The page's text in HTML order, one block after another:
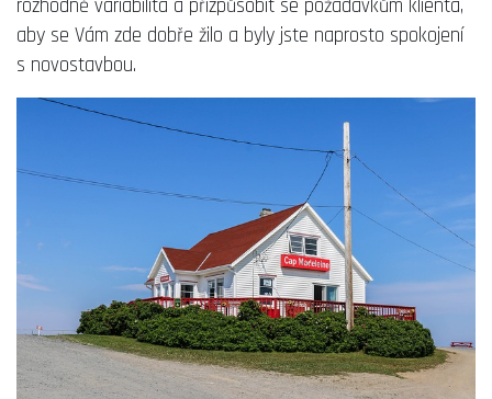
rozhodně variabilita a přizpůsobit se požadavkům klienta,
aby se Vám zde dobře žilo a byly jste naprosto spokojení
s novostavbou.